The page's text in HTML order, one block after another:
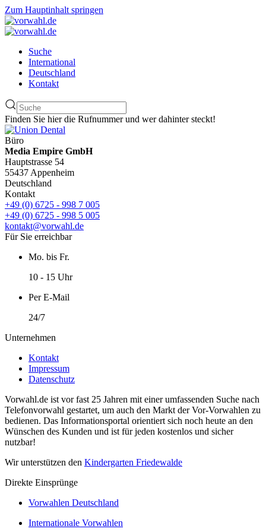
Zum Hauptinhalt springen
Suche
International
Deutschland
Kontakt
Finden Sie hier die Rufnummer und wer dahinter steckt!
Büro
Media Empire GmbH
Hauptstrasse 54
55437 Appenheim
Deutschland
Kontakt
+49 (0) 6725 - 998 7 005
+49 (0) 6725 - 998 5 005
kontakt@vorwahl.de
Für Sie erreichbar
Mo. bis Fr.
10 - 15 Uhr
Per E-Mail
24/7
Unternehmen
Kontakt
Impressum
Datenschutz
Vorwahl.de ist vor fast 25 Jahren mit einer umfassenden Suche nach
Telefonvorwahl gestartet, um auch den Markt der Vor-Vorwahlen zu
bedienen. Das Informationsportal orientiert sich noch heute an den
Wünschen des Kunden und ist für jeden kostenlos und sicher
nutzbar!
Wir unterstützen den Kindergarten Friedewalde
Direkte Einsprünge
Vorwahlen Deutschland
Internationale Vorwahlen